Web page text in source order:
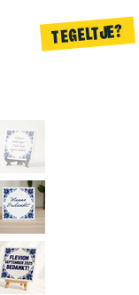
TEGELTJE?